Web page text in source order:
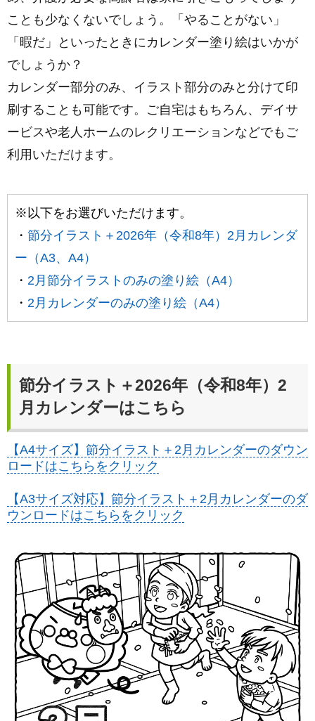
ことも少なくないでしょう。「やることがない」
「暇だ」といったときにカレンダー塗り絵はいかが
でしょうか？
カレンダー部分のみ、イラスト部分のみと分けて印
刷することも可能です。ご自宅はもちろん、デイサ
ービスや老人ホームのレクリエーションなどでもご
利用いただけます。
※以下をお選びいただけます。
・ 節分イラスト＋2026年（令和8年）2月カレンダ
ー（A3、A4）
・ 2月節分イラストのみの塗り絵（A4）
・ 2月カレンダーのみの塗り絵（A4）
節分イラスト＋2026年（令和8年）2
月カレンダーはこちら
【A4サイズ】節分イラスト＋2月カレンダーのダウン
ロードはこちらをクリック
【A3サイズ対応】節分イラスト＋2月カレンダーのダ
ウンロードはこちらをクリック